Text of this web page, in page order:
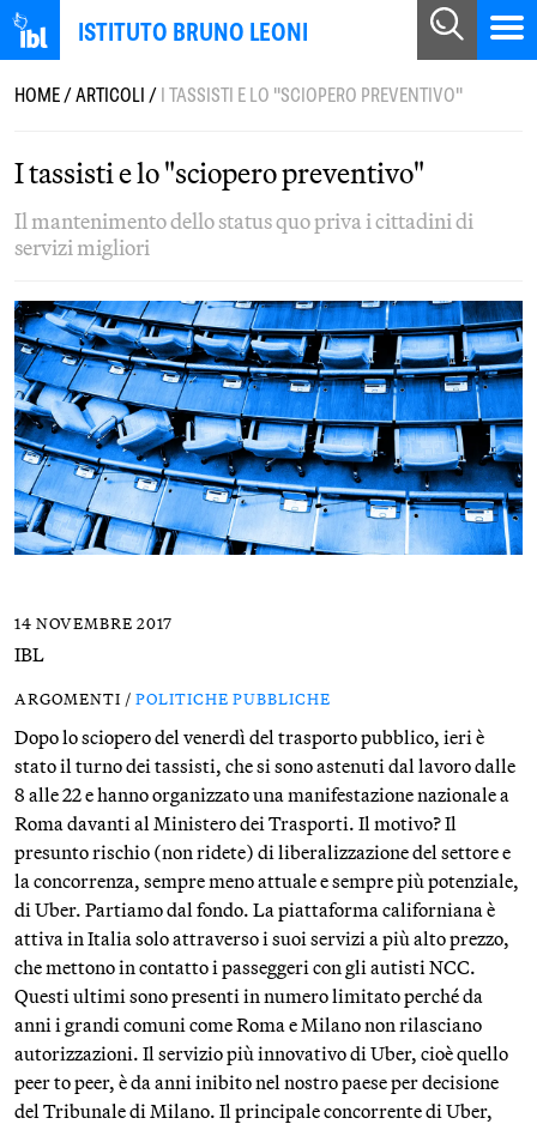
ISTITUTO BRUNO LEONI
HOME/ARTICOLI/I TASSISTI E LO "SCIOPERO PREVENTIVO"
I tassisti e lo "sciopero preventivo"
Il mantenimento dello status quo priva i cittadini di
servizi migliori
14 NOVEMBRE 2017
IBL
ARGOMENTI / POLITICHE PUBBLICHE
Dopo lo sciopero del venerdì del trasporto pubblico, ieri è
stato il turno dei tassisti, che si sono astenuti dal lavoro dalle
8 alle 22 e hanno organizzato una manifestazione nazionale a
Roma davanti al Ministero dei Trasporti. Il motivo? Il
presunto rischio (non ridete) di liberalizzazione del settore e
la concorrenza, sempre meno attuale e sempre più potenziale,
di Uber. Partiamo dal fondo. La piattaforma californiana è
attiva in Italia solo attraverso i suoi servizi a più alto prezzo,
che mettono in contatto i passeggeri con gli autisti NCC.
Questi ultimi sono presenti in numero limitato perché da
anni i grandi comuni come Roma e Milano non rilasciano
autorizzazioni. Il servizio più innovativo di Uber, cioè quello
peer to peer, è da anni inibito nel nostro paese per decisione
del Tribunale di Milano. Il principale concorrente di Uber,